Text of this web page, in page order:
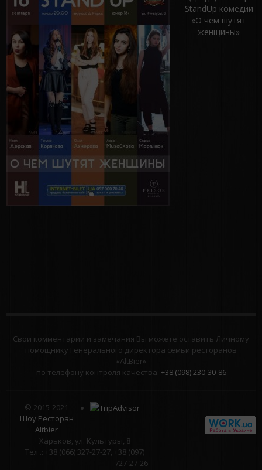
StandUp комедии
«О чем шутят
женщины»
Свои комментарии и замечания Вы можете оставить Личному
помощнику Генерального директора семьи ресторанов
«AltBier»
по телефону контроля качества: +38 (098) 230-30-86
© 2015-2021
Шоу Ресторан
Altbier
Харьков, ул. Культуры, 8
Тел .: +38 (066) 327-27-27, +38 (097)
727-27-26